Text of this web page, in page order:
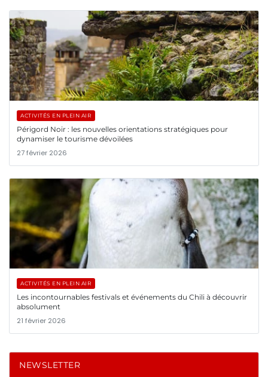
ACTIVITÉS EN PLEIN AIR
Périgord Noir : les nouvelles orientations stratégiques pour
dynamiser le tourisme dévoilées
27 février 2026
ACTIVITÉS EN PLEIN AIR
Les incontournables festivals et événements du Chili à découvrir
absolument
21 février 2026
NEWSLETTER